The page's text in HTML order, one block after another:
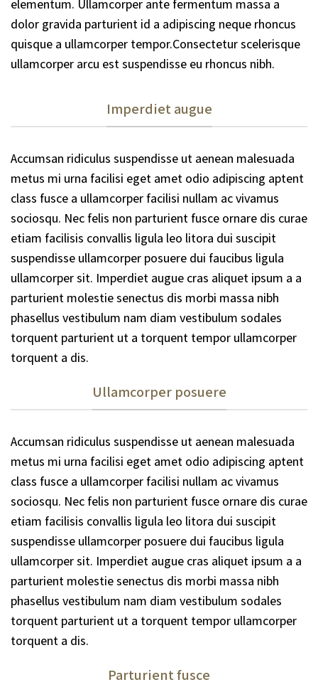
elementum. Ullamcorper ante fermentum massa a
dolor gravida parturient id a adipiscing neque rhoncus
quisque a ullamcorper tempor.Consectetur scelerisque
ullamcorper arcu est suspendisse eu rhoncus nibh.
Imperdiet augue
Accumsan ridiculus suspendisse ut aenean malesuada
metus mi urna facilisi eget amet odio adipiscing aptent
class fusce a ullamcorper facilisi nullam ac vivamus
sociosqu. Nec felis non parturient fusce ornare dis curae
etiam facilisis convallis ligula leo litora dui suscipit
suspendisse ullamcorper posuere dui faucibus ligula
ullamcorper sit. Imperdiet augue cras aliquet ipsum a a
parturient molestie senectus dis morbi massa nibh
phasellus vestibulum nam diam vestibulum sodales
torquent parturient ut a torquent tempor ullamcorper
torquent a dis.
Ullamcorper posuere
Accumsan ridiculus suspendisse ut aenean malesuada
metus mi urna facilisi eget amet odio adipiscing aptent
class fusce a ullamcorper facilisi nullam ac vivamus
sociosqu. Nec felis non parturient fusce ornare dis curae
etiam facilisis convallis ligula leo litora dui suscipit
suspendisse ullamcorper posuere dui faucibus ligula
ullamcorper sit. Imperdiet augue cras aliquet ipsum a a
parturient molestie senectus dis morbi massa nibh
phasellus vestibulum nam diam vestibulum sodales
torquent parturient ut a torquent tempor ullamcorper
torquent a dis.
Parturient fusce